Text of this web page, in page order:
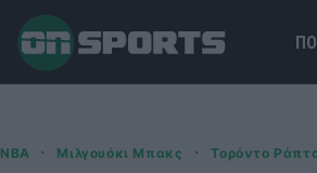
NBA · Μιλγουόκι Μπακς · Τορόντο